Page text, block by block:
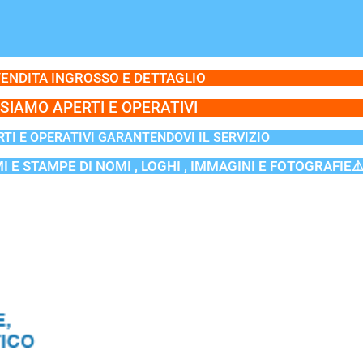
INGROSSO E DETTAGLIO
SIAMO APERTI E OPERATIVI
E OPERATIVI GARANTENDOVI IL SERVIZIO
E STAMPE DI NOMI , LOGHI , IMMAGINI E